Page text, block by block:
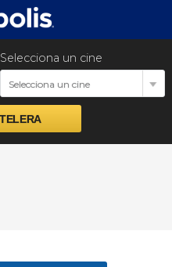
Selecciona un cine
Selecciona un cine